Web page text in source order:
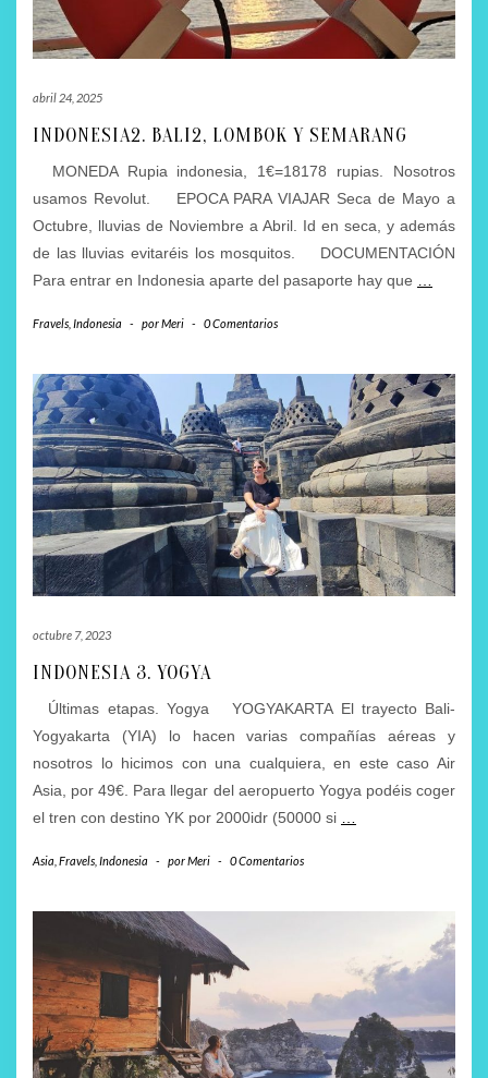
abril 24, 2025
INDONESIA2. BALI2, LOMBOK Y SEMARANG
MONEDA Rupia indonesia, 1€=18178 rupias. Nosotros
usamos Revolut. EPOCA PARA VIAJAR Seca de Mayo a
Octubre, lluvias de Noviembre a Abril. Id en seca, y además
de las lluvias evitaréis los mosquitos. DOCUMENTACIÓN
Para entrar en Indonesia aparte del pasaporte hay que
Fravels Indonesia - porMeri - 0 Comentarios
octubre 7, 2023
INDONESIA 3. YOGYA
Últimas etapas. Yogya YOGYAKARTA El trayecto Bali-
Yogyakarta (YIA) lo hacen varias compañías aéreas y
nosotros lo hicimos con una cualquiera, en este caso Air
Asia, por 49€. Para llegar del aeropuerto Yogya podéis coger
el tren con destino YK por 2000idr (50000 si
Asia Fravels Indonesia - porMeri - 0 Comentarios